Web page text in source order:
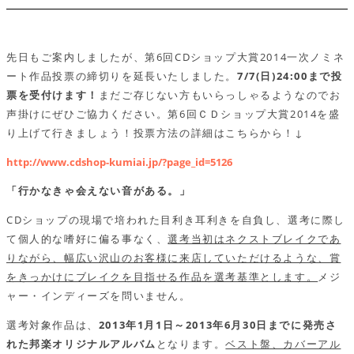
先日もご案内しましたが、第6回CDショップ大賞2014一次ノミネ
ート作品投票の締切りを延長いたしました。 7/7(日)24:00まで投
票を受付けます！ まだご存じない方もいらっしゃるようなのでお
声掛けにぜひご協力ください。第6回ＣＤショップ大賞2014を盛
り上げて行きましょう！投票方法の詳細はこちらから！↓
http://www.cdshop-kumiai.jp/?page_id=5126
「行かなきゃ会えない音がある。」
CDショップの現場で培われた目利き耳利きを自負し、選考に際し
て個人的な嗜好に偏る事なく、選考当初はネクストブレイクであ
りながら、幅広い沢山のお客様に来店していただけるような、賞
をきっかけにブレイクを目指せる作品を選考基準とします。 メジ
ャー・インディーズを問いません。
選考対象作品は、 2013年1月1日～2013年6月30日までに発売さ
れた邦楽オリジナルアルバム となります。ベスト盤、カバーアル